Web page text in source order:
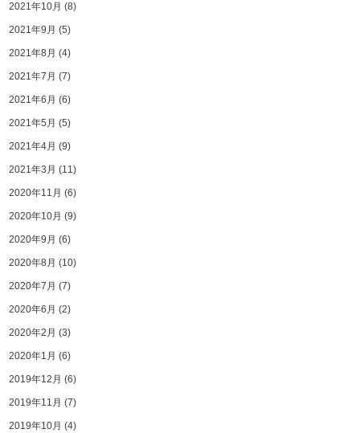
2021年10月 (8)
2021年9月 (5)
2021年8月 (4)
2021年7月 (7)
2021年6月 (6)
2021年5月 (5)
2021年4月 (9)
2021年3月 (11)
2020年11月 (6)
2020年10月 (9)
2020年9月 (6)
2020年8月 (10)
2020年7月 (7)
2020年6月 (2)
2020年2月 (3)
2020年1月 (6)
2019年12月 (6)
2019年11月 (7)
2019年10月 (4)